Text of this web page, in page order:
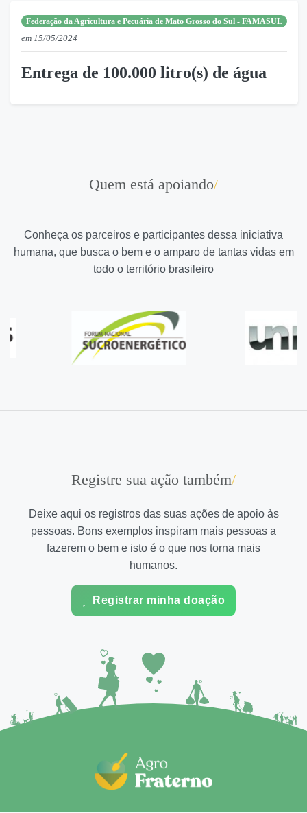
Federação da Agricultura e Pecuária de Mato Grosso do Sul - FAMASUL
em 15/05/2024
Entrega de 100.000 litro(s) de água
Quem está apoiando/
Conheça os parceiros e participantes dessa iniciativa
humana, que busca o bem e o amparo de tantas vidas em
todo o território brasileiro
Registre sua ação também/
Deixe aqui os registros das suas ações de apoio às
pessoas. Bons exemplos inspiram mais pessoas a
fazerem o bem e isto é o que nos torna mais
humanos.
Registrar minha doação